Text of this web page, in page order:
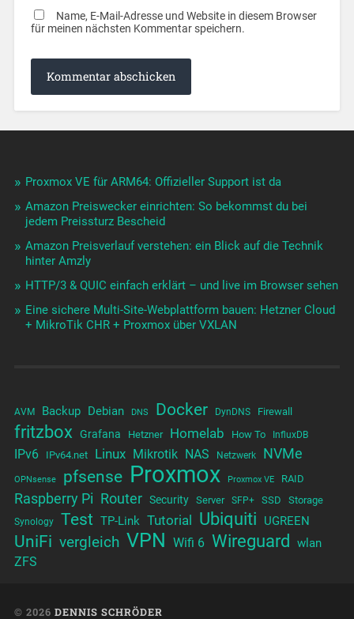
Name, E-Mail-Adresse und Website in diesem Browser
für meinen nächsten Kommentar speichern.
Proxmox VE für ARM64: Offizieller Support ist da
Amazon Preiswecker einrichten: So bekommst du bei
jedem Preissturz Bescheid
Amazon Preisverlauf verstehen: ein Blick auf die Technik
hinter Amzly
HTTP/3 & QUIC einfach erklärt – und live im Browser sehen
Eine sichere Multi-Site-Webplattform bauen: Hetzner Cloud
+ MikroTik CHR + Proxmox über VXLAN
AVM Backup Debian DNS Docker DynDNS Firewall
fritzbox Grafana Hetzner Homelab How To InfluxDB
IPv6 IPv64.net Linux Mikrotik NAS Netzwerk NVMe
OPNsense pfsense Proxmox Proxmox VE RAID
Raspberry Pi Router Security Server SFP+ SSD Storage
Synology Test TP-Link Tutorial Ubiquiti UGREEN
UniFi vergleich VPN Wifi 6 Wireguard
wlan
ZFS
© 2026 DENNIS SCHRÖDER